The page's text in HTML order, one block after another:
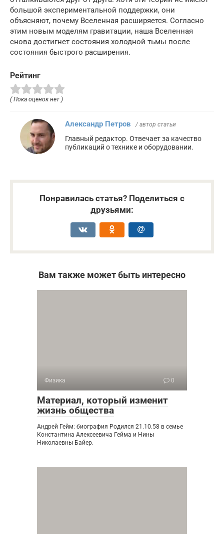
большой экспериментальной поддержки, они
объясняют, почему Вселенная расширяется. Согласно
этим новым моделям гравитации, наша Вселенная
снова достигнет состояния холодной тьмы после
состояния быстрого расширения.
Рейтинг
( Пока оценок нет )
Александр Петров / автор статьи
Главный редактор. Отвечает за качество
публикаций о технике и оборудовании.
Понравилась статья? Поделиться с
друзьями:
Вам также может быть интересно
Физика 0
Материал, который изменит
жизнь общества
Андрей Гейм: биография Родился 21.10.58 в семье
Константина Алексеевича Гейма и Нины
Николаевны Байер.